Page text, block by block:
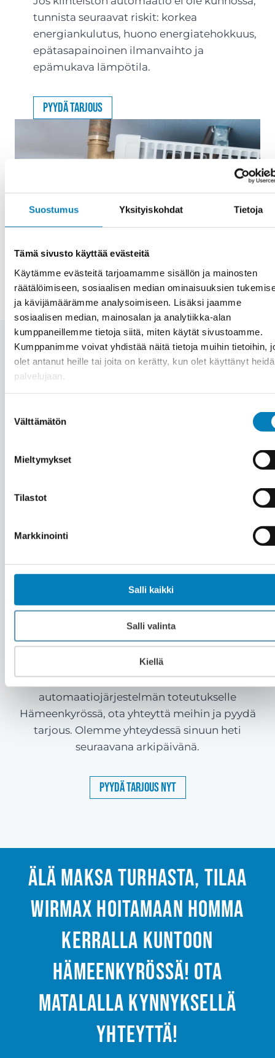
Suostumus Yksityiskohdat Tietoja
Tämä sivusto käyttää evästeitä
Käytämme evästeitä tarjoamamme sisällön ja mainosten
räätälöimiseen, sosiaalisen median ominaisuuksien
ja kävijämäärämme analysoimiseen. Lisäksi jaamme
sosiaalisen median, mainosalan ja analytiikka-alan
kumppaneillemme tietoja siitä, miten käytät sivustoamme.
Kumppanimme voivat yhdistää näitä tietoja muihin tietoihin,
olet antanut heille tai joita on kerätty, kun olet käyttänyt
palvelujaan.
valinta
Välttämätön
Mieltymykset
Tilastot
Markkinointi
Salli kaikki
Salli valinta
Kiellä
tunnista seuraavat riskit: korkea
energiankulutus, huono energiatehokkuus,
epätasapainoinen ilmanvaihto ja
epämukava lämpötila.
Pyydä tarjous
Automaation hinta
Hämeenkyrö – Mitä
Jokainen automaatioprojekti Hämeenkyrössä
on yksilöllinen riippuen mm. kohteesta,
laitteistosta.
Hintaa miettiessä kannattaa huomioida, että
automaatiojärjestelmä saavuttaa säästöä 15-20
Kun haluat tietää hinta-arvion kiinteistösi
automaatiojärjestelmän toteutukselle
Hämeenkyrössä, ota yhteyttä meihin ja pyydä
tarjous. Olemme yhteydessä sinuun heti
seuraavana arkipäivänä.
Pyydä tarjous nyt
Älä maksa turhasta, tilaa
Wirmax hoitamaan homma
kerralla kuntoon
Hämeenkyrössä! Ota
matalalla kynnyksellä
yhteyttä!